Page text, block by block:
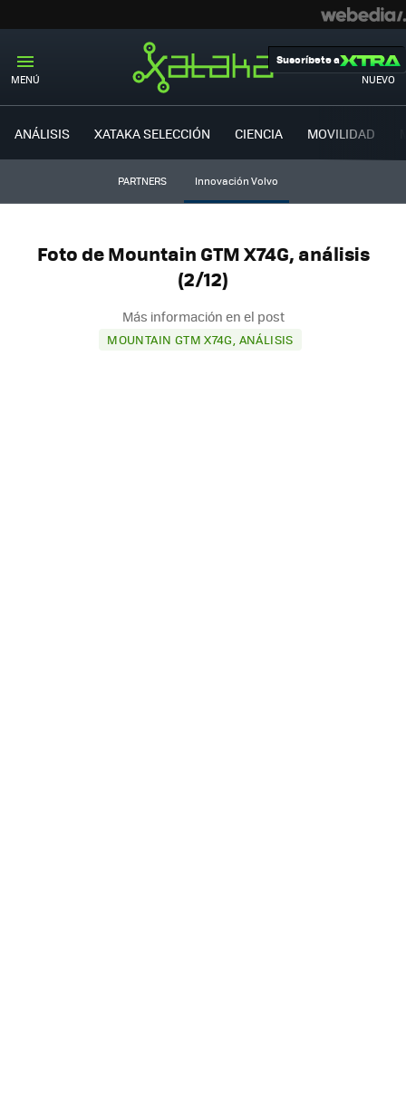
MENÚ NUEVO
Suscríbete a
ANÁLISIS XATAKA SELECCIÓN CIENCIA MOVILIDAD
PARTNERS Innovación Volvo
Foto de Mountain GTM X74G, análisis
(2/12)
Más información en el post
MOUNTAIN GTM X74G, ANÁLISIS